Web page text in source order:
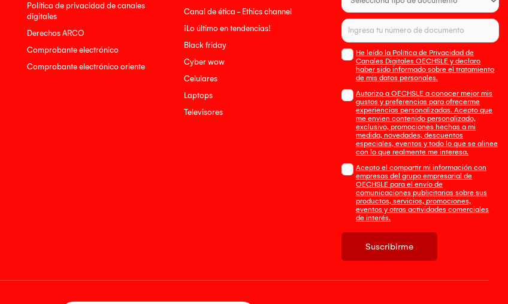
Política de privacidad de canales
digitales
Derechos ARCO
Comprobante electrónico
Comprobante electrónico oriente
Canal de ética - Ethics channel
¡Lo último en tendencias!
Black friday
Cyber wow
Celulares
Laptops
Televisores
He leído la Política de Privacidad de
Canales Digitales OECHSLE y declaro
haber sido informado sobre el tratamiento
de mis datos personales.
Autorizo a OECHSLE a conocer mejor mis
gustos y preferencias para ofrecerme
experiencias personalizadas. Acepto que
me envien contenido personalizado,
exclusivo, promociones hechas a mi
medida, novedades, descuentos
especiales, eventos y todo lo que se alinee
con lo que realmente me interesa.
Acepto el compartir mi información con
empresas del grupo empresarial de
OECHSLE para el envío de
comunicaciones publicitarias sobre sus
productos, servicios, promociones,
eventos y otras actividades comerciales
de interés.
Suscribirme